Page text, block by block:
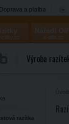
Doprava a platba
Výroba
razítka